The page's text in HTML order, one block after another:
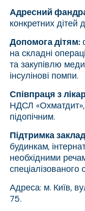
Адресний
конкретних дітей
Допомога дітям:
на складні
та закупівлю
інсулінові помпи.
Співпраця з
НДСЛ «Охматдит»,
підопічним.
Підтримка
будинкам,
необхідними
Адреса: м. Київ,
75.